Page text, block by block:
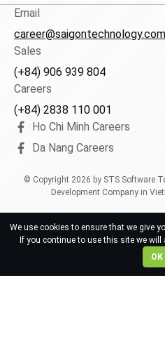
Email
career@saigontechnology.com
Sales
(+84) 906 939 804
Careers
(+84) 2838 110 001
Ho Chi Minh Careers
Da Nang Careers
© Copyright 2026 by STS Software
Development Company in
We use cookies to ensure that we give
If you continue to use this site we will
OK